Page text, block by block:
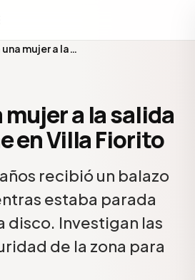
mujer a la…
a la salida
en Villa Fiorito
recibió un balazo
estaba parada
disco. Investigan las
de la zona para